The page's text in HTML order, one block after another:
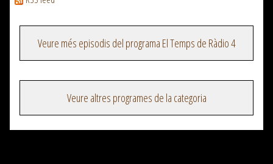
Veure més episodis del programa El Temps de Ràdio 4
Veure altres programes de la categoria